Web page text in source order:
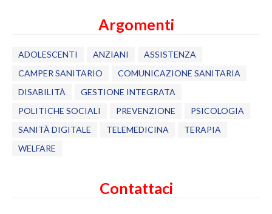
Argomenti
ADOLESCENTI ANZIANI
ASSISTENZA
CAMPER SANITARIO
COMUNICAZIONE SANITARIA
DISABILITÀ
GESTIONE INTEGRATA
POLITICHE SOCIALI
PREVENZIONE
PSICOLOGIA
SANITÀ DIGITALE
TELEMEDICINA
TERAPIA
WELFARE
Contattaci